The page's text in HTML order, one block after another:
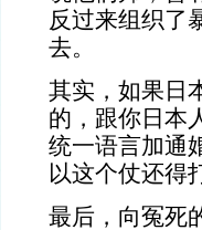
反过来组织了
去。
其实，如果日
的，跟你日本
统一语言加通
以这个仗还得
最后，向冤死